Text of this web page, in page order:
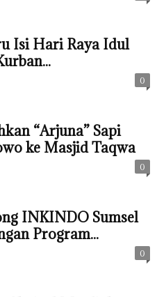
Isi Hari Raya Idul
0
“Arjuna” Sapi
ke Masjid Taqwa
0
INKINDO Sumsel
Program...
0